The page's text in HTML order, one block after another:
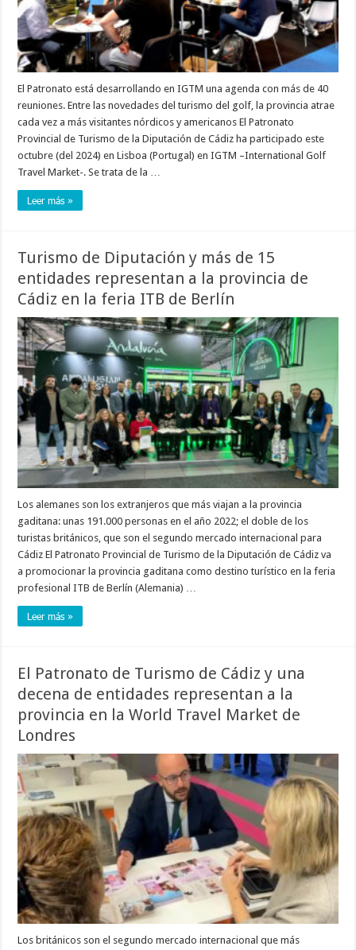
El Patronato está desarrollando en IGTM una agenda con más de 40
reuniones. Entre las novedades del turismo del golf, la provincia atrae
cada vez a más visitantes nórdicos y americanos El Patronato
Provincial de Turismo de la Diputación de Cádiz ha participado este
octubre (del 2024) en Lisboa (Portugal) en IGTM –International Golf
Travel Market-. Se trata de la …
Leer más »
Turismo de Diputación y más de 15
entidades representan a la provincia de
Cádiz en la feria ITB de Berlín
Los alemanes son los extranjeros que más viajan a la provincia
gaditana: unas 191.000 personas en el año 2022; el doble de los
turistas británicos, que son el segundo mercado internacional para
Cádiz El Patronato Provincial de Turismo de la Diputación de Cádiz va
a promocionar la provincia gaditana como destino turístico en la feria
profesional ITB de Berlín (Alemania) …
Leer más »
El Patronato de Turismo de Cádiz y una
decena de entidades representan a la
provincia en la World Travel Market de
Londres
Los británicos son el segundo mercado internacional que más